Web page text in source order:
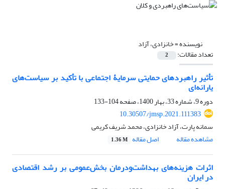
نویسنده =خانزادی، آزاد
تعداد مقالات: 2
تأثیر راهبردهای حمایتی سرمایۀ اجتماعی با تأکید بر سیاست‌های
یارانه‌ای
دوره 9، شماره 33، بهار 1400، صفحه
104-133
10.30507/jmsp.2021.111383
سمانه پارت، آزاد خانزادی، محمد شریف کریمی
مشاهده مقاله
اصل مقاله 1.36 M
اثرات هزینه‌های بهداشت‌ودرمان بخش‌عمومی بر رشد اقتصادی
در ایران